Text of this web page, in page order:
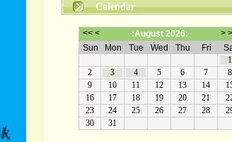
Calendar